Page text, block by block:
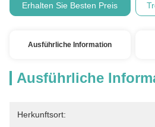
Erhalten Sie Besten Preis
Ausführliche Information
Ausführliche
Herkunftsort: